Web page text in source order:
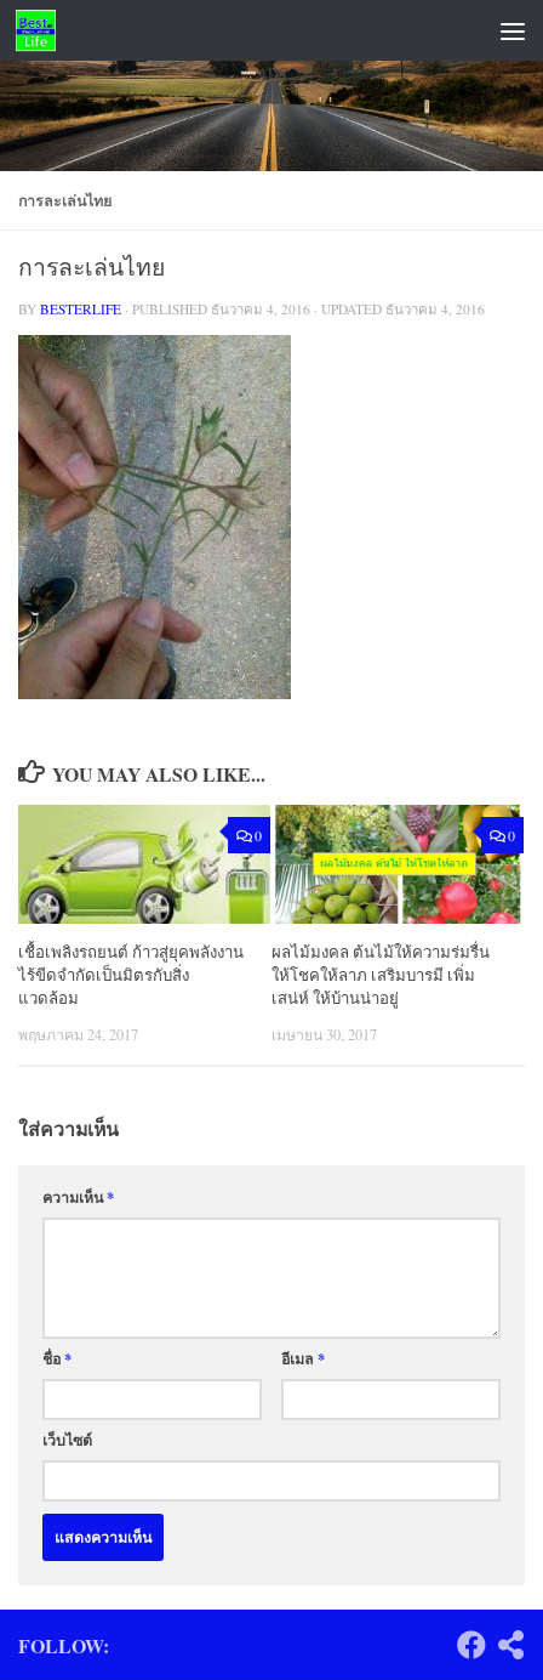
Skip to content
ADS
การละเล่นไทย
การละเล่นไทย
BY BESTERLIFE · PUBLISHED ธันวาคม 4, 2016 · UPDATED ธันวาคม 4, 2016
YOU MAY ALSO LIKE...
0
เชื้อเพลิงรถยนต์ ก้าวสู่ยุคพลังงาน
ไร้ขีดจำกัดเป็นมิตรกับสิ่ง
แวดล้อม
พฤษภาคม 24, 2017
0
ผลไม้มงคล ต้นไม้ให้ความร่มรื่น
ให้โชคให้ลาภ เสริมบารมี เพิ่ม
เสน่ห์ ให้บ้านน่าอยู่
เมษายน 30, 2017
ใส่ความเห็น
ความเห็น*
ชื่อ* อีเมล *
เว็บไซต์
FOLLOW: